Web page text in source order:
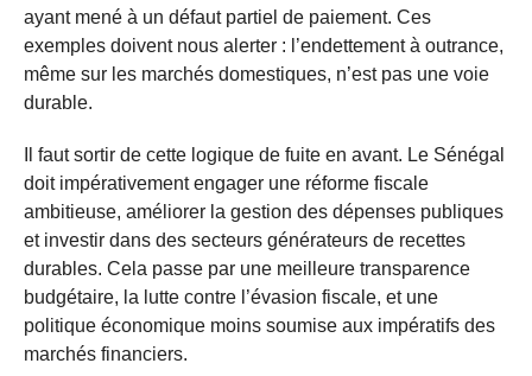
ayant mené à un défaut partiel de paiement. Ces
exemples doivent nous alerter : l’endettement à outrance,
même sur les marchés domestiques, n’est pas une voie
durable.
Il faut sortir de cette logique de fuite en avant. Le Sénégal
doit impérativement engager une réforme fiscale
ambitieuse, améliorer la gestion des dépenses publiques
et investir dans des secteurs générateurs de recettes
durables. Cela passe par une meilleure transparence
budgétaire, la lutte contre l’évasion fiscale, et une
politique économique moins soumise aux impératifs des
marchés financiers.